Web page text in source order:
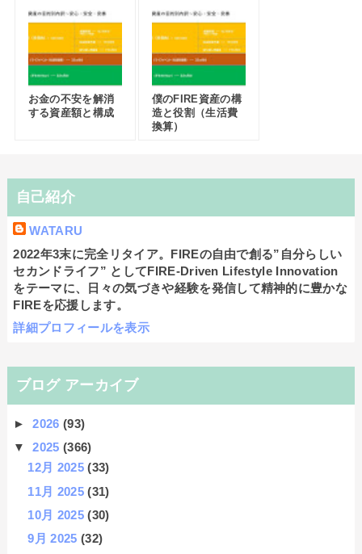
お金の不安を解消
する資産額と構成
僕のFIRE資産の構
造と役割（生活費
換算）
自己紹介
WATARU
2022年3末に完全リタイア。FIREの自由で創る”自分らしい
セカンドライフ” としてFIRE-Driven Lifestyle Innovation
をテーマに、日々の気づきや経験を発信して精神的に豊かな
FIREを応援します。
詳細プロフィールを表示
ブログ アーカイブ
►2026(93)
▼2025(366)
12月 2025(33)
11月 2025(31)
10月 2025(30)
9月 2025(32)